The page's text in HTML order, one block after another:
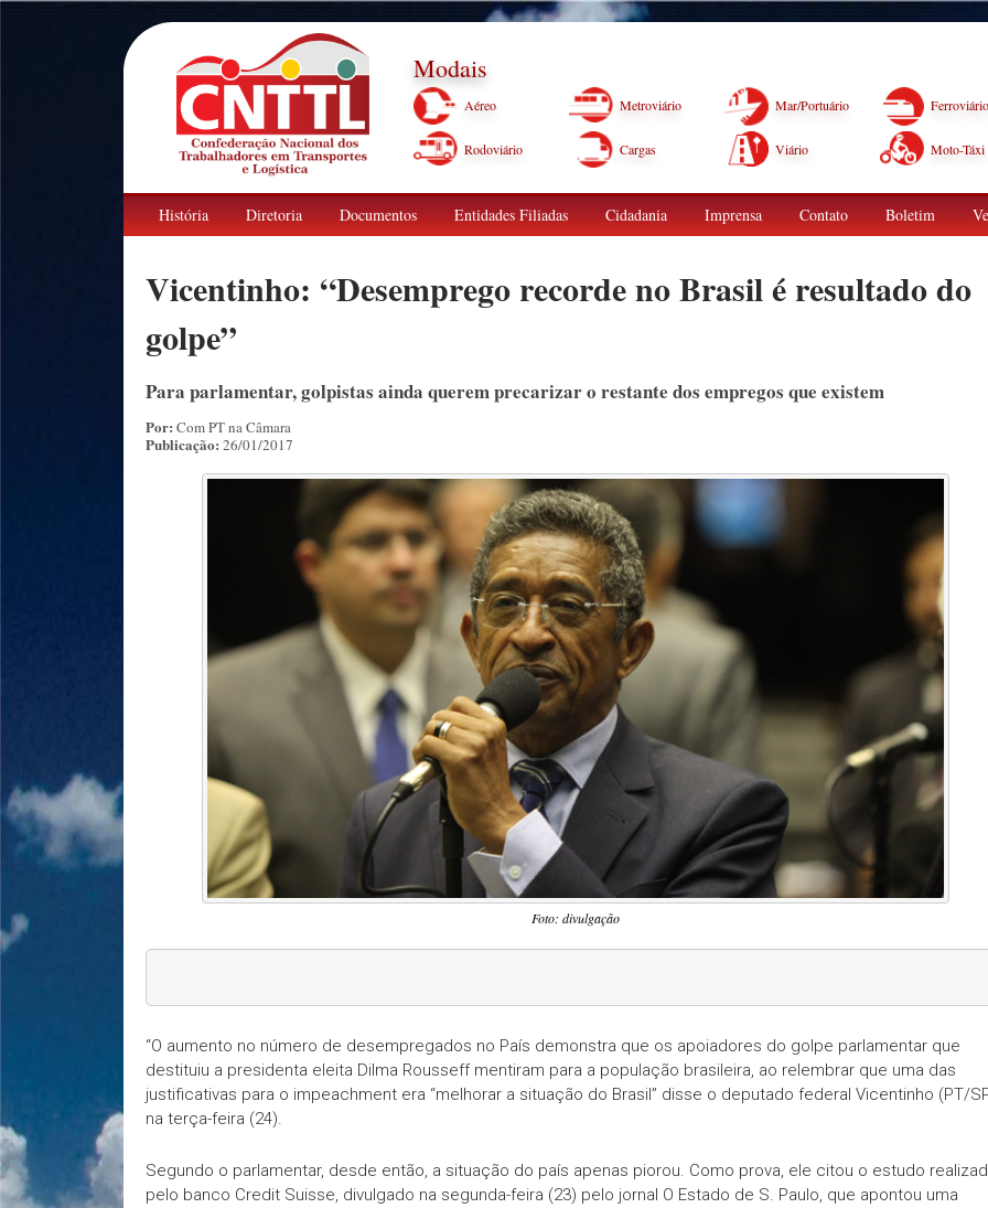
Modais
Aéreo Metroviário Mar/Portuário Ferroviário
Rodoviário Cargas Viário Moto-Táxi
História Diretoria Documentos Entidades Filiadas Cidadania Imprensa Contato Boletim
Vicentinho: “Desemprego recorde no Brasil é resultado do
golpe”
Para parlamentar, golpistas ainda querem precarizar o restante dos empregos que existem
Por: Com PT na Câmara
Publicação: 26/01/2017
Foto: divulgação
“O aumento no número de desempregados no País demonstra que os apoiadores do golpe parlamentar que
destituiu a presidenta eleita Dilma Rousseff mentiram para a população brasileira, ao relembrar que uma das
justificativas para o impeachment era “melhorar a situação do Brasil” disse o deputado federal Vicentinho (PT/
na terça-feira (24).
Segundo o parlamentar, desde então, a situação do país apenas piorou. Como prova, ele citou o estudo
pelo banco Credit Suisse, divulgado na segunda-feira (23) pelo jornal O Estado de S. Paulo, que apontou uma